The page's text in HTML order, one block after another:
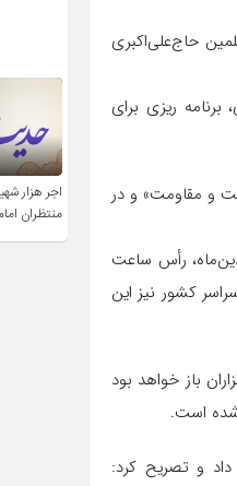
حاج‌علی‌اکبری
ریزی برای
و مقاومت» و در
رأس ساعت
کشور نیز این
خمینی (ره) از ساعت ۶ صبح به روی نمازگزاران باز خواهد بود
شده است.
داد و تصریح کرد:
اجر هزار
منتظران